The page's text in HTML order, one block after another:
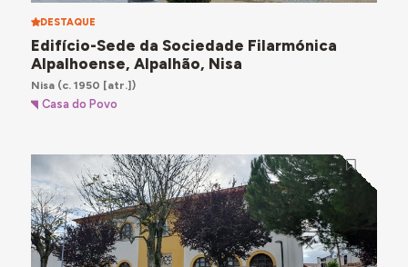
DESTAQUE
Edifício-Sede da Sociedade Filarmónica
Alpalhoense, Alpalhão, Nisa
Nisa(c. 1950 [atr.])
Casa do Povo